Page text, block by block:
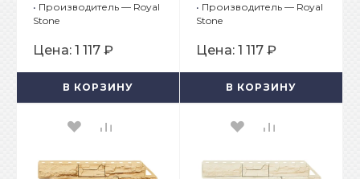
• Производитель — Royal
Stone
Цена: 1 117 ₽
В КОРЗИНУ
• Производитель — Royal
Stone
Цена: 1 117 ₽
В КОРЗИНУ